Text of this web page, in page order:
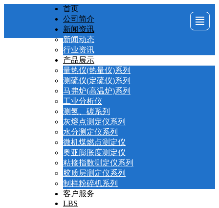
首页 公司简介
客户服务
首页
公司简介
新闻资讯
新闻动态
行业资讯
产品展示
量热仪(热量仪)系列
测硫仪(定硫仪)系列
马弗炉(高温炉)系列
工业分析仪
测氢、碳系列
灰熔点测定仪系列
水分测定仪系列
微机煤燃点测定仪
奥亚膨胀度测定仪
粘接指数测定仪系列
胶质层测定仪系列
制样粉碎机系列
客户服务
LBS